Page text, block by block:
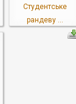
Студентське
рандеву ...